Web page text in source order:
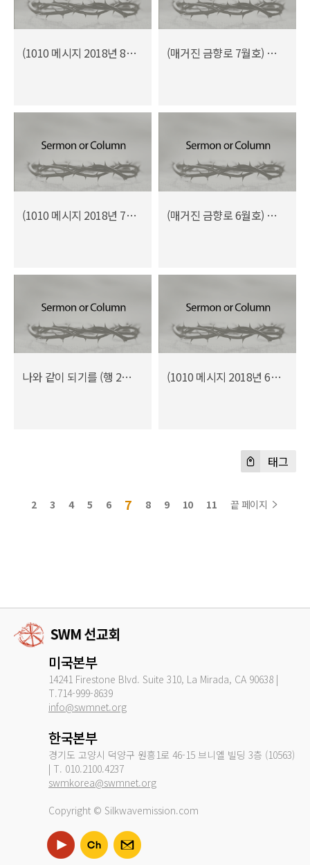
(1010 메시지 2018년 8월) 선교의 걸림돌 (매거진 금향로 7월호) 흩으시는 하나님
(1010 메시지 2018년 7월) 흩으시는 하나님 (매거진 금향로 6월호) 선교의 본질을 회복하라
나와 같이 되기를 (행 26:29) (1010 메시지 2018년 6월) 선교의 본질을 회복하라
태그
2 3 4 5 6 7 8 9 10 11 끝 페이지
미국본부
14241 Firestone Blvd. Suite 310, La Mirada, CA 90638 |
T.714-999-8639
info@swmnet.org
한국본부
경기도 고양시 덕양구 원흥1로 46-15 브니엘 빌딩 3층 (10563)
| T. 010.2100.4237
swmkorea@swmnet.org
Copyright © Silkwavemission.com